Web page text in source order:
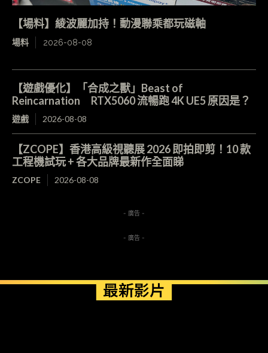
【場料】綾波麗加持！動漫聯乘都玩磁軸
場料 2026-08-08
【遊戲優化】「合成之獸」Beast of
Reincarnation RTX5060 流暢跑 4K UE5 原因是？
遊戲 2026-08-08
【ZCOPE】香港高級視聽展 2026 即拍即剪！10 款
工程機試玩 + 各大品牌最新作全面睇
ZCOPE 2026-08-08
- 廣告 -
- 廣告 -
最新影片